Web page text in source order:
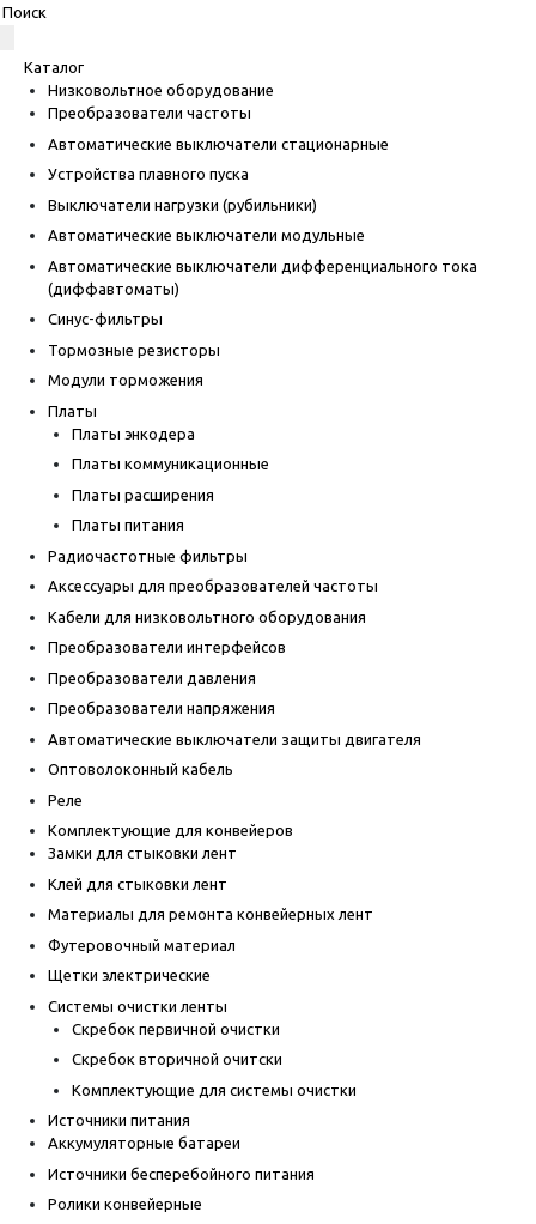
Каталог
Низковольтное оборудование
Преобразователи частоты
Автоматические выключатели стационарные
Устройства плавного пуска
Выключатели нагрузки (рубильники)
Автоматические выключатели модульные
Автоматические выключатели дифференциального тока
(диффавтоматы)
Синус-фильтры
Тормозные резисторы
Модули торможения
Платы
Платы энкодера
Платы коммуникационные
Платы расширения
Платы питания
Радиочастотные фильтры
Аксессуары для преобразователей частоты
Кабели для низковольтного оборудования
Преобразователи интерфейсов
Преобразователи давления
Преобразователи напряжения
Автоматические выключатели защиты двигателя
Оптоволоконный кабель
Реле
Комплектующие для конвейеров
Замки для стыковки лент
Клей для стыковки лент
Материалы для ремонта конвейерных лент
Футеровочный материал
Щетки электрические
Системы очистки ленты
Скребок первичной очистки
Скребок вторичной очитски
Комплектующие для системы очистки
Источники питания
Аккумуляторные батареи
Источники бесперебойного питания
Ролики конвейерные